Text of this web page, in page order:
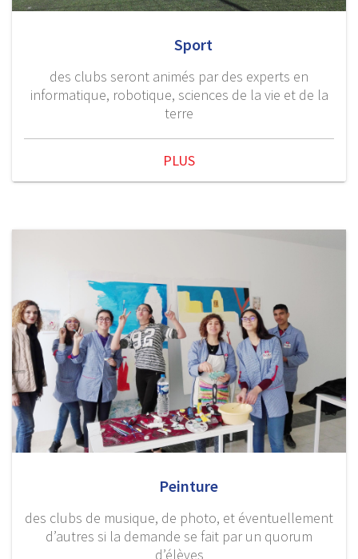
Sport
des clubs seront animés par des experts en
informatique, robotique, sciences de la vie et de la
terre
PLUS
Peinture
des clubs de musique, de photo, et éventuellement
d’autres si la demande se fait par un quorum
d’élèves